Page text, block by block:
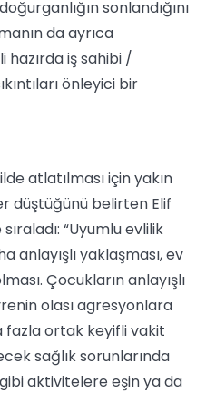
sonlandığını
da ayrıca
hazırda iş sahibi /
önleyici bir
atlatılması için yakın
düştüğünü belirten Elif
“Uyumlu evlilik
anlayışlı yaklaşması, ev
Çocukların anlayışlı
olası agresyonlara
fazla ortak keyifli vakit
sağlık sorunlarında
aktivitelere eşin ya da